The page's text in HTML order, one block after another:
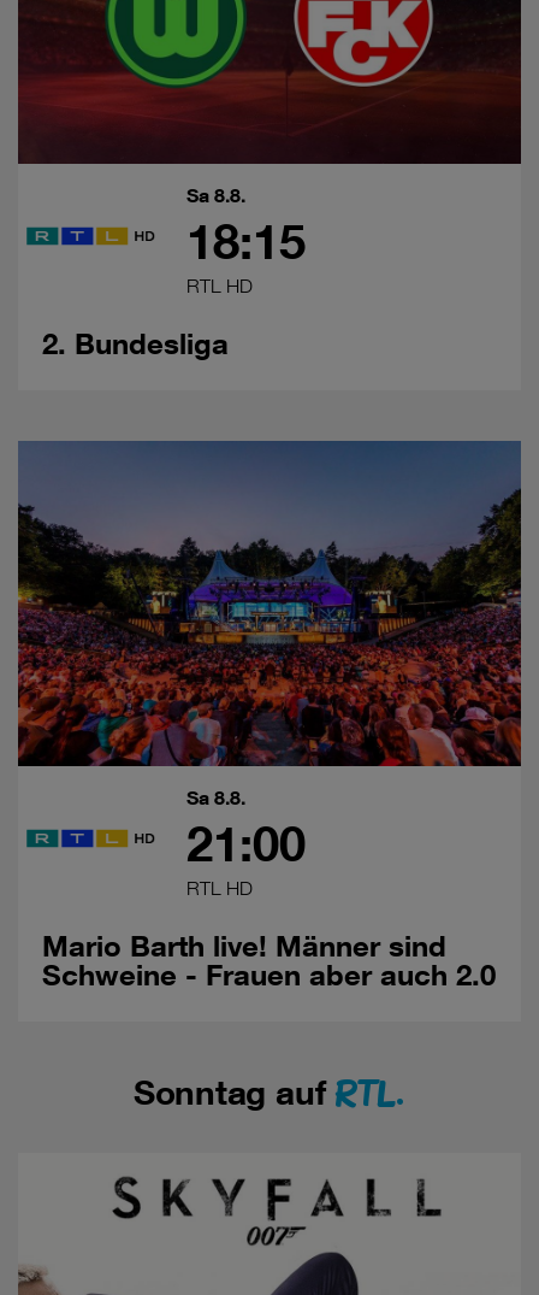
Sa 8.8.
18:15
RTL HD
2. Bundesliga
Sa 8.8.
21:00
RTL HD
Mario Barth live! Männer sind
Schweine - Frauen aber auch 2.0
Sonntag auf RTL.